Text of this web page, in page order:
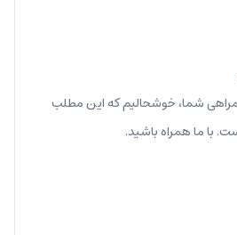
شما، خوشحالیم که این مطلب
با ما همراه باشید.